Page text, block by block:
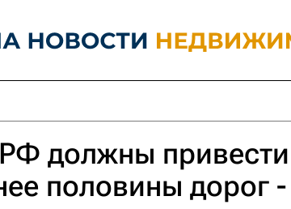
должны привести
половины дорог -